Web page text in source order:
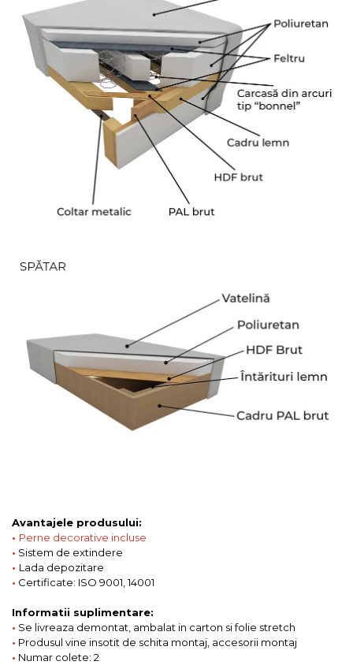
Avantajele produsului:
• Perne decorative incluse
• Sistem de extindere
• Lada depozitare
• Certificate: ISO 9001, 14001
Informatii suplimentare:
• Se livreaza demontat, ambalat in carton si folie stretch
• Produsul vine insotit de schita montaj, accesorii montaj
• Numar colete: 2